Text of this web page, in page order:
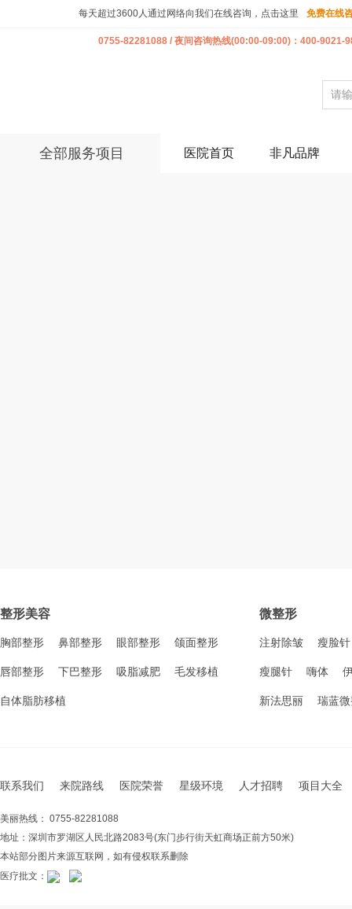
每天超过3600人通过网络向我们在线咨询，点击这里 免费在线
0755-82281088 / 夜间咨询热线(00:00-09:00)：400-9021-
全部服务项目 医院首页 非凡品牌
整形美容
胸部整形 鼻部整形 眼部整形 颌面整形
唇部整形 下巴整形 吸脂减肥 毛发移植
自体脂肪移植
微整形
注射除皱 瘦脸针
瘦腿针 嗨体
新法思丽 瑞蓝
联系我们 来院路线 医院荣誉 星级环境 人才招聘 项目大全
美丽热线： 0755-82281088
地址：深圳市罗湖区人民北路2083号(东门步行街天虹商场正前方50米)
本站部分图片来源互联网，如有侵权联系删除
医疗批文：